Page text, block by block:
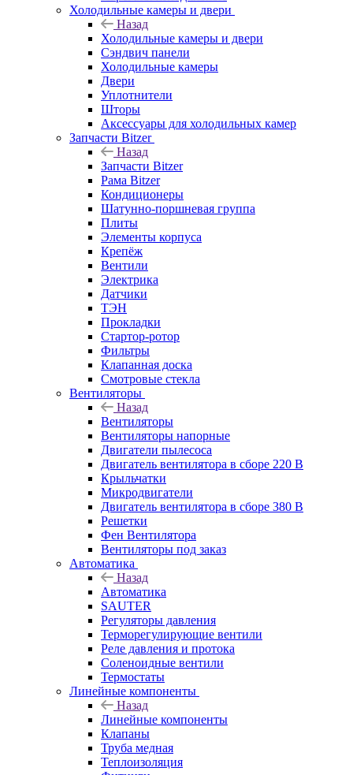
Холодильные камеры и двери
Назад
Холодильные камеры и двери
Сэндвич панели
Холодильные камеры
Двери
Уплотнители
Шторы
Аксессуары для холодильных камер
Запчасти Bitzer
Назад
Запчасти Bitzer
Рама Bitzer
Кондиционеры
Шатунно-поршневая группа
Плиты
Элементы корпуса
Крепёж
Вентили
Электрика
Датчики
ТЭН
Прокладки
Стартор-ротор
Фильтры
Клапанная доска
Смотровые стекла
Вентиляторы
Назад
Вентиляторы
Вентиляторы напорные
Двигатели пылесоса
Двигатель вентилятора в сборе 220 В
Крыльчатки
Микродвигатели
Двигатель вентилятора в сборе 380 В
Решетки
Фен Вентилятора
Вентиляторы под заказ
Автоматика
Назад
Автоматика
SAUTER
Регуляторы давления
Терморегулирующие вентили
Реле давления и протока
Соленоидные вентили
Термостаты
Линейные компоненты
Назад
Линейные компоненты
Клапаны
Труба медная
Теплоизоляция